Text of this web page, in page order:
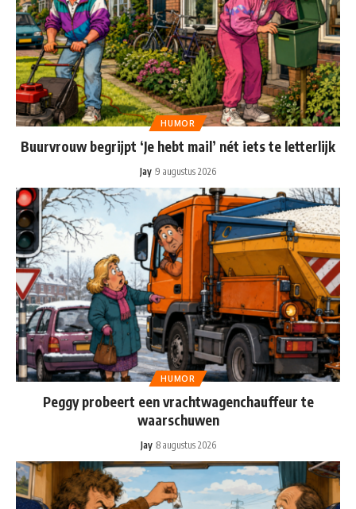
HUMOR
Buurvrouw begrijpt ‘Je hebt mail’ nét iets te letterlijk
Jay 9 augustus 2026
HUMOR
Peggy probeert een vrachtwagenchauffeur te
waarschuwen
Jay 8 augustus 2026